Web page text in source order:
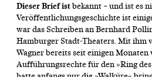
Dieser Brief istbekannt – und ist es
Veröffentlichungsgeschichte ist
war das Schreiben an Bernhard
Hamburger Stadt-Theaters. Mit ihm
Wagner bereits seit einigen Monaten
Aufführungsrechte für den »Ring